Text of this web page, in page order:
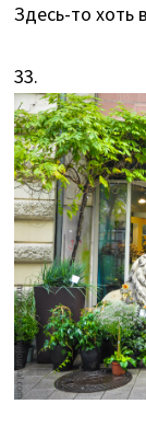
Здесь-то хоть
33.